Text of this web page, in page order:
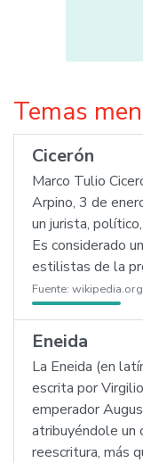
Temas
Cicerón
Marco Tulio
Arpino, 3 de
un jurista,
Es considerado
estilistas de la
Fuente: wikipedia.org
Eneida
La Eneida (en
escrita por
emperador
atribuyéndole un
reescritura, más